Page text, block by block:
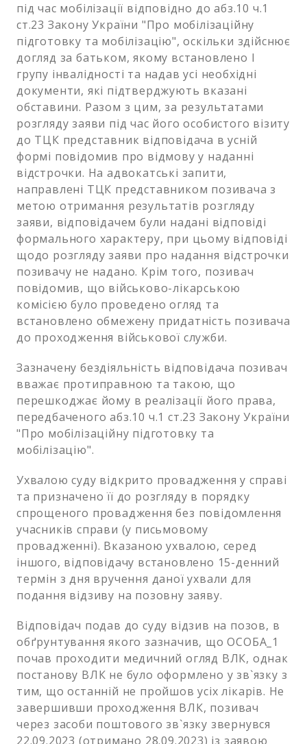
під час мобілізації відповідно до абз.10 ч.1
ст.23 Закону України "Про мобілізаційну
підготовку та мобілізацію", оскільки здійснює
догляд за батьком, якому встановлено І
групу інвалідності та надав усі необхідні
документи, які підтверджують вказані
обставини. Разом з цим, за результатами
розгляду заяви під час його особистого візиту
до ТЦК представник відповідача в усній
формі повідомив про відмову у наданні
відстрочки. На адвокатські запити,
направлені ТЦК представником позивача з
метою отримання результатів розгляду
заяви, відповідачем були надані відповіді
формального характеру, при цьому відповіді
щодо розгляду заяви про надання відстрочки
позивачу не надано. Крім того, позивач
повідомив, що військово-лікарською
комісією було проведено огляд та
встановлено обмежену придатність позивача
до проходження військової служби.
Зазначену бездіяльність відповідача позивач
вважає протиправною та такою, що
перешкоджає йому в реалізації його права,
передбаченого абз.10 ч.1 ст.23 Закону України
"Про мобілізаційну підготовку та
мобілізацію".
Ухвалою суду відкрито провадження у справі
та призначено її до розгляду в порядку
спрощеного провадження без повідомлення
учасників справи (у письмовому
провадженні). Вказаною ухвалою, серед
іншого, відповідачу встановлено 15-денний
термін з дня вручення даної ухвали для
подання відзиву на позовну заяву.
Відповідач подав до суду відзив на позов, в
обґрунтування якого зазначив, що ОСОБА_1
почав проходити медичний огляд ВЛК, однак
постанову ВЛК не було оформлено у зв`язку з
тим, що останній не пройшов усіх лікарів. Не
завершивши проходження ВЛК, позивач
через засоби поштового зв`язку звернувся
22.09.2023 (отримано 28.09.2023) із заявою